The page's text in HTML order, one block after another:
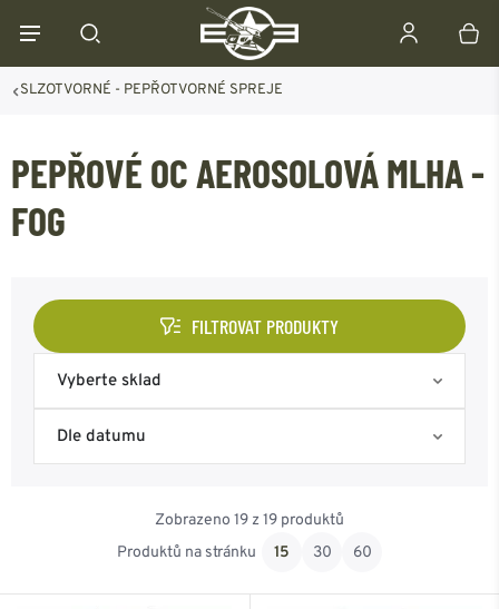
SLZOTVORNÉ - PEPŘOTVORNÉ SPREJE
PEPŘOVÉ OC AEROSOLOVÁ MLHA -
FOG
Vyberte sklad
Skladem na eshopu
Skladem Ostrava
Od nejnovějšího
Od nejlevnějšího
Dle datumu
FILTROVAT PRODUKTY
Zobrazeno 19 z 19 produktů
Produktů na stránku
15 30 60